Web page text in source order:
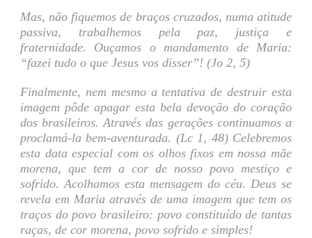
Mas, não fiquemos de braços cruzados, numa atitude
passiva, trabalhemos pela paz, justiça e
fraternidade. Ouçamos o mandamento de Maria:
“fazei tudo o que Jesus vos disser”! (Jo 2, 5)
Finalmente, nem mesmo a tentativa de destruir esta
imagem pôde apagar esta bela devoção do coração
dos brasileiros. Através das gerações continuamos a
proclamá-la bem-aventurada. (Lc 1, 48) Celebremos
esta data especial com os olhos fixos em nossa mãe
morena, que tem a cor de nosso povo mestiço e
sofrido. Acolhamos esta mensagem do céu. Deus se
revela em Maria através de uma imagem que tem os
traços do povo brasileiro: povo constituído de tantas
raças, de cor morena, povo sofrido e simples!